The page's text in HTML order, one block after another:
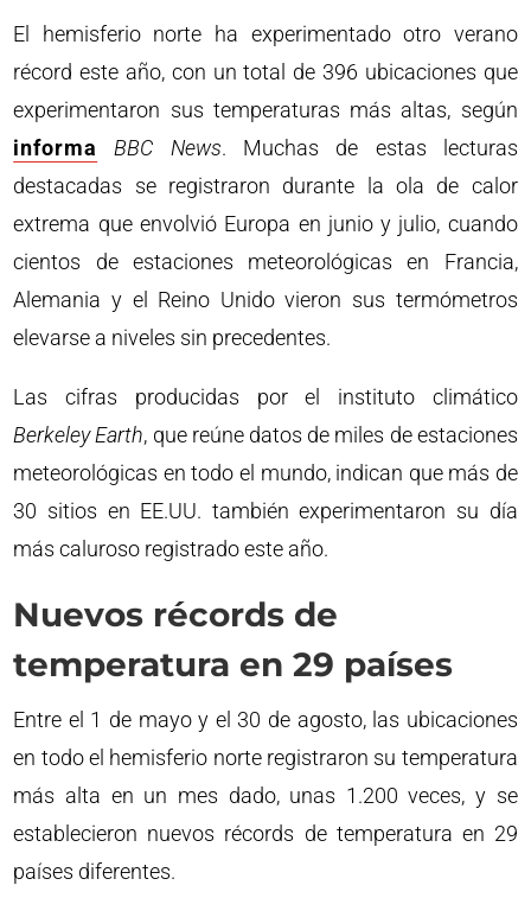
El hemisferio norte ha experimentado otro verano
récord este año, con un total de 396 ubicaciones que
experimentaron sus temperaturas más altas, según
informa
BBC News. Muchas de estas lecturas
destacadas se registraron durante la ola de calor
extrema que envolvió Europa en junio y julio, cuando
cientos de estaciones meteorológicas en Francia,
Alemania y el Reino Unido vieron sus termómetros
elevarse a niveles sin precedentes.
Las cifras producidas por el instituto climático
Berkeley Earth, que reúne datos de miles de estaciones
meteorológicas en todo el mundo, indican que más de
30 sitios en EE.UU. también experimentaron su día
más caluroso registrado este año.
Nuevos récords de
temperatura en 29 países
Entre el 1 de mayo y el 30 de agosto, las ubicaciones
en todo el hemisferio norte registraron su temperatura
más alta en un mes dado, unas 1.200 veces, y se
establecieron nuevos récords de temperatura en 29
países diferentes.